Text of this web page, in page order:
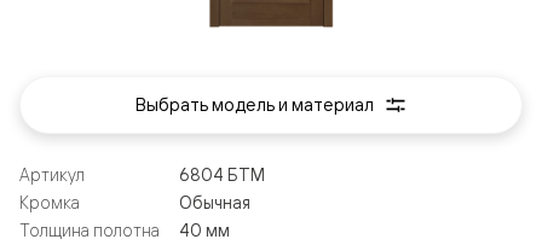
Артикул
6804 БТМ
Кромка
Обычная
Толщина полотна
40 мм
Выбрать модель и материал